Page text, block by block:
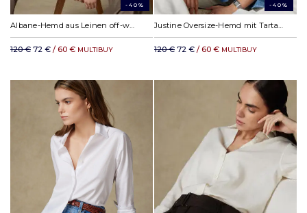
-40%
Albane-Hemd aus Leinen off-white
120 € 72 € / 60 € MULTIBUY
-40%
Justine Oversize-Hemd mit Tartanmuster
120 € 72 € / 60 € MULTIBUY